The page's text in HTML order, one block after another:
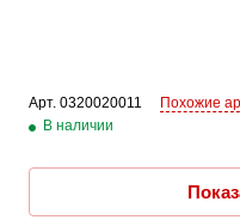
Арт. 0320020011
Похожие
В наличии